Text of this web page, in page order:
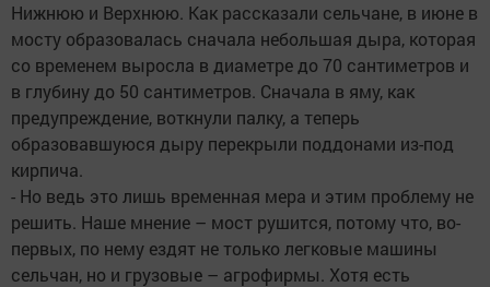
Нижнюю и Верхнюю. Как рассказали сельчане, в июне в
мосту образовалась сначала небольшая дыра, которая
со временем выросла в диаметре до 70 сантиметров и
в глубину до 50 сантиметров. Сначала в яму, как
предупреждение, воткнули палку, а теперь
образовавшуюся дыру перекрыли поддонами из-под
кирпича.
- Но ведь это лишь временная мера и этим проблему не
решить. Наше мнение – мост рушится, потому что, во-
первых, по нему ездят не только легковые машины
сельчан, но и грузовые – агрофирмы. Хотя есть